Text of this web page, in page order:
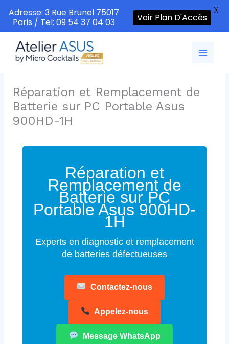
contenu
Réparation et Remplacement de
Batterie sur PC Portable Asus
900HD-1H
Réparation et
Remplacement de
Batterie sur PC
Portable Asus 900HD-
1H
Experts en diagnostic et remplacement
de batteries défectueuses
Contactez-nous
Appelez-nous
Message WhatsApp
Adresse: 3 Rue Brunel 75017
Paris / Tel: 09 54 37 04 03
Voir Plan D'Accès
X